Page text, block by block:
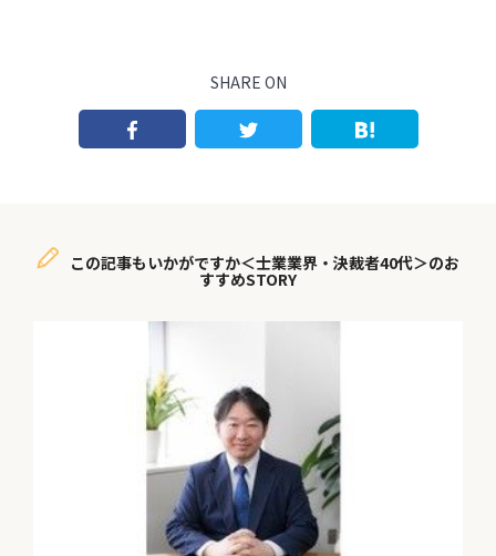
SHARE ON
この記事もいかがですか＜士業業界・決裁者40代＞のお
すすめSTORY